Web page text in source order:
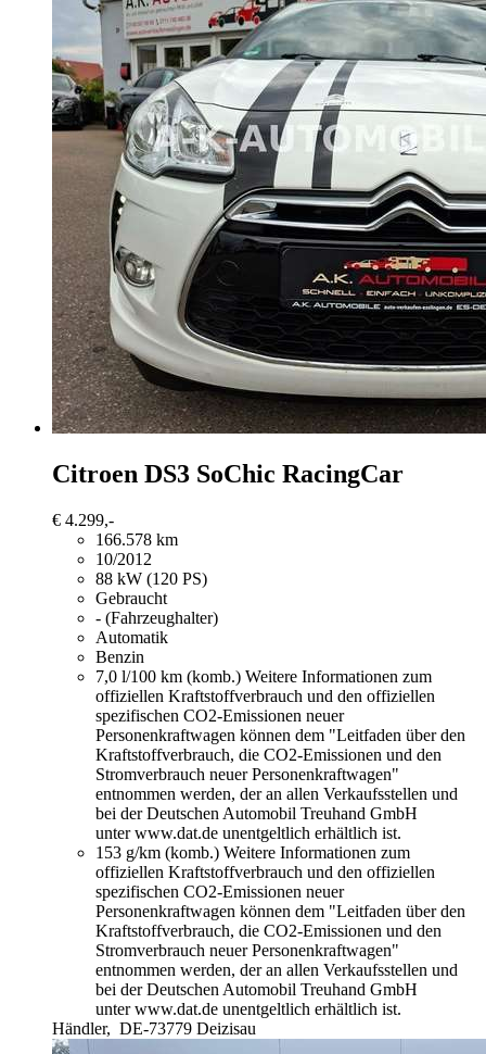
Citroen DS3 SoChic RacingCar
€ 4.299,-
166.578 km
10/2012
88 kW (120 PS)
Gebraucht
- (Fahrzeughalter)
Automatik
Benzin
7,0 l/100 km (komb.) Weitere Informationen zum
offiziellen Kraftstoffverbrauch und den offiziellen
spezifischen CO2-Emissionen neuer
Personenkraftwagen können dem "Leitfaden über den
Kraftstoffverbrauch, die CO2-Emissionen und den
Stromverbrauch neuer Personenkraftwagen"
entnommen werden, der an allen Verkaufsstellen und
bei der Deutschen Automobil Treuhand GmbH
unter www.dat.de unentgeltlich erhältlich ist.
153 g/km (komb.) Weitere Informationen zum
offiziellen Kraftstoffverbrauch und den offiziellen
spezifischen CO2-Emissionen neuer
Personenkraftwagen können dem "Leitfaden über den
Kraftstoffverbrauch, die CO2-Emissionen und den
Stromverbrauch neuer Personenkraftwagen"
entnommen werden, der an allen Verkaufsstellen und
bei der Deutschen Automobil Treuhand GmbH
unter www.dat.de unentgeltlich erhältlich ist.
Händler, DE-73779 Deizisau